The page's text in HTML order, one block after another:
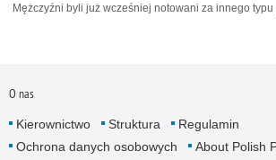
Mężczyźni byli już wcześniej notowani za innego
O nas
Kierownictwo Struktura
Regulamin
Ochrona danych osobowych
About Polish